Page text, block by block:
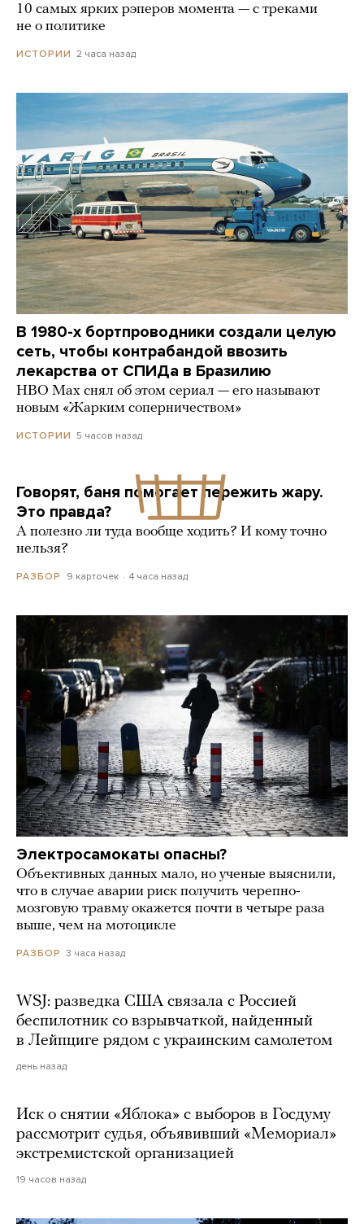
10 самых ярких рэперов момента — с треками
не о политике
ИСТОРИИ 2 часа назад
В 1980-х бортпроводники создали целую
сеть, чтобы контрабандой ввозить
лекарства от СПИДа в Бразилию
HBO Max снял об этом сериал — его называют
новым «Жарким соперничеством»
ИСТОРИИ 5 часов назад
Говорят, баня помогает пережить жару.
Это правда?
А полезно ли туда вообще ходить? И кому точно
нельзя?
РАЗБОР 9 карточек 4 часа назад
Электросамокаты опасны?
Объективных данных мало, но ученые выяснили,
что в случае аварии риск получить черепно-
мозговую травму окажется почти в четыре раза
выше, чем на мотоцикле
РАЗБОР 3 часа назад
WSJ: разведка США связала с Россией
беспилотник со взрывчаткой, найденный
в Лейпциге рядом с украинским самолетом
день назад
Иск о снятии «Яблока» с выборов в Госдуму
рассмотрит судья, объявивший «Мемориал»
экстремистской организацией
19 часов назад